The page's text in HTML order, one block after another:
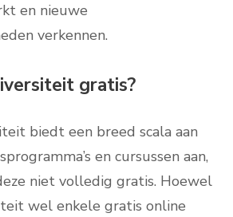
en nieuwe
verkennen.
gratis?
biedt een breed scala aan
en cursussen aan,
niet volledig gratis. Hoewel
wel enkele gratis online